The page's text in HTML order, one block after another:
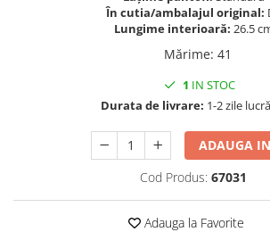
În cutia/ambalajul original:
Lungime interioară: 26.5
Mărime: 41
1 IN STOC
Durata de livrare: 1-2 zile
ADAUGA
Cod Produs: 67031
Adauga la Favorite